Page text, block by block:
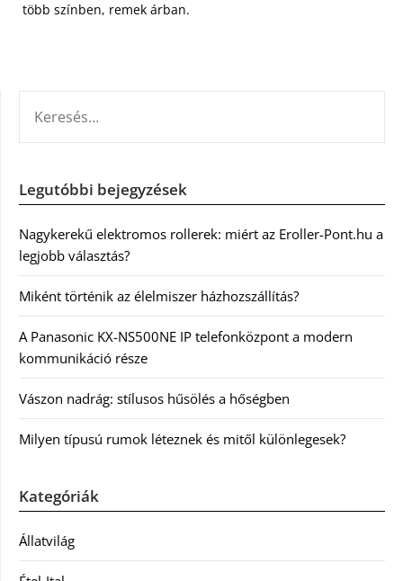
több színben, remek árban.
Legutóbbi bejegyzések
Nagykerekű elektromos rollerek: miért az Eroller-Pont.hu a
legjobb választás?
Miként történik az élelmiszer házhozszállítás?
A Panasonic KX-NS500NE IP telefonközpont a modern
kommunikáció része
Vászon nadrág: stílusos hűsölés a hőségben
Milyen típusú rumok léteznek és mitől különlegesek?
Kategóriák
Állatvilág